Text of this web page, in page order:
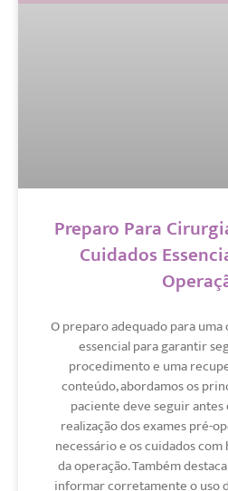
Preparo Para
Cuidados
O preparo adequado para
essencial para garantir
procedimento e uma
conteúdo, abordamos os
paciente deve seguir antes
realização dos exames pré-
necessário e os cuidados
da operação. Também
informar corretamente o uso